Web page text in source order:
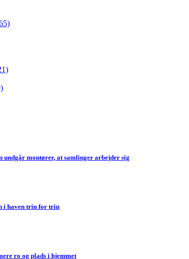
undgår montører, at samlinger arbejder sig
i haven trin for trin
ro og plads i hjemmet